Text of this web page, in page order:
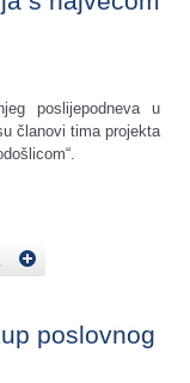
poslijepodneva u
članovi tima projekta
poslovnog